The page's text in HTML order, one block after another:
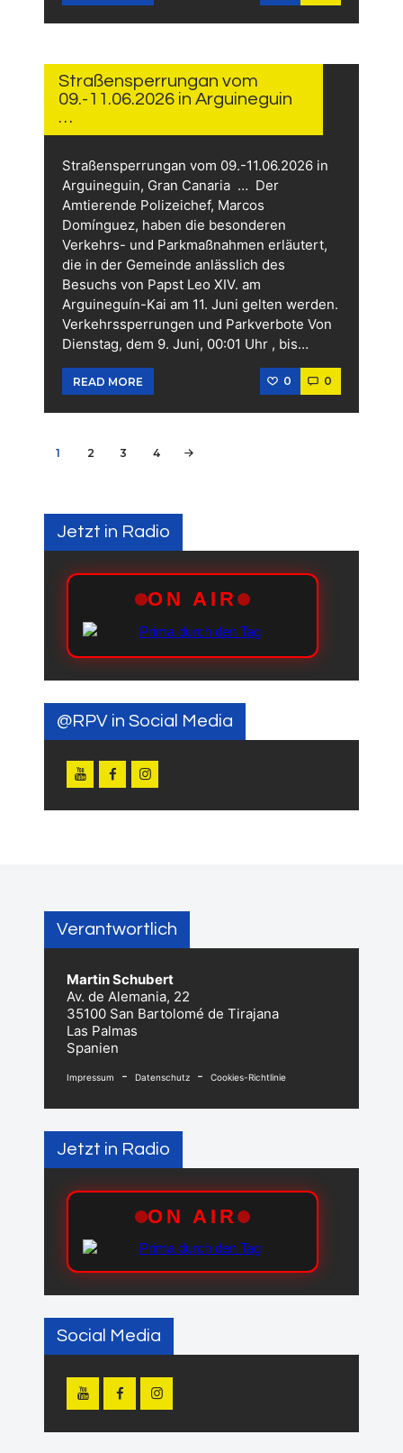
2026
Straßensperrungan vom
09.-11.06.2026 in Arguineguin
…
Straßensperrungan vom 09.-11.06.2026 in
Arguineguin, Gran Canaria … Der
Amtierende Polizeichef, Marcos
Domínguez, haben die besonderen
Verkehrs- und Parkmaßnahmen erläutert,
die in der Gemeinde anlässlich des
Besuchs von Papst Leo XIV. am
Arguineguín-Kai am 11. Juni gelten werden.
Verkehrssperrungen und Parkverbote Von
Dienstag, dem 9. Juni, 00:01 Uhr , bis…
READ MORE 0 0
Seitennummerierung
PAGE
1 PAGE
2 PAGE
3 PAGE
4
Jetzt in Radio
@RPV in Social Media
Verantwortlich
Martin Schubert
Av. de Alemania, 22
35100 San Bartolomé de Tirajana
Las Palmas
Spanien
Impressum - Datenschutz - Cookies-Richtlinie
Jetzt in Radio
Social Media